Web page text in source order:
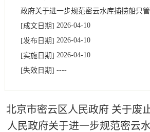
政府关于进一步规范密云水库捕捞船只
[成文日期] 2026-04-10
[发布日期] 2026-04-10
[实施日期] 2026-04-10
[失效日期] ----
北京市密云区人民政府 关于废
人民政府关于进一步规范密云